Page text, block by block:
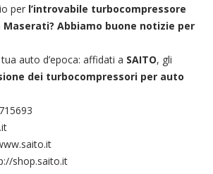
per l’introvabile turbocompressore
Abbiamo buone notizie per
auto d’epoca: affidati a SAITO, gli
dei turbocompressori per auto
shop.saito.it